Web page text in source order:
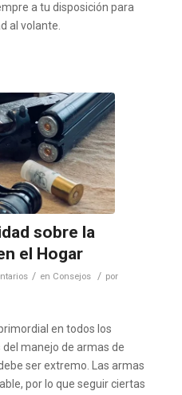
a tu disposición para
al volante.
sobre la
el Hogar
/ en Consejos / por
en todos los
manejo de armas de
ser extremo. Las armas
por lo que seguir ciertas